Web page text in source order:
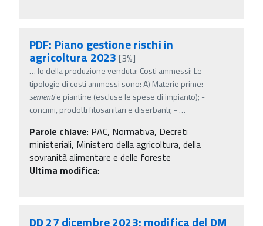
PDF: Piano gestione rischi in
agricoltura 2023 [3%]
… lo della produzione venduta: Costi ammessi: Le
tipologie di costi ammessi sono: A) Materie prime: -
sementie piantine (escluse le spese di impianto); -
concimi, prodotti fitosanitari e diserbanti; -…
Parole chiave: PAC, Normativa, Decreti
ministeriali, Ministero della agricoltura, della
sovranità alimentare e delle foreste
Ultima modifica:
DD 27 dicembre 2023: modifica del DM